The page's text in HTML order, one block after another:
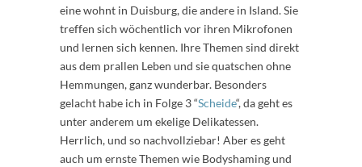
eine wohnt in Duisburg, die andere in Island. Sie
treffen sich wöchentlich vor ihren Mikrofonen
und lernen sich kennen. Ihre Themen sind direkt
aus dem prallen Leben und sie quatschen ohne
Hemmungen, ganz wunderbar. Besonders
gelacht habe ich in Folge 3 “Scheide“, da geht es
unter anderem um ekelige Delikatessen.
Herrlich, und so nachvollziebar! Aber es geht
auch um ernste Themen wie Bodyshaming und